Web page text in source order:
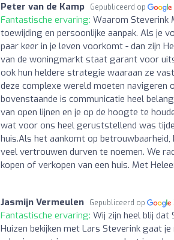
Peter van de Kamp Gepubliceerd op
Fantastische ervaring: Waarom Steverink
toewijding en persoonlijke aanpak. Als je
paar keer in je leven voorkomt - dan zijn
van de woningmarkt staat garant voor
ook hun heldere strategie waaraan ze
deze complexe wereld moeten navigeren
bovenstaande is communicatie heel
van open lijnen en je op de hoogte te
wat voor ons heel geruststellend was
huis.Als het aankomt op betrouwbaarheid,
veel vertrouwen durven te noemen. We
kopen of verkopen van een huis. Met
Jasmijn Vermeulen Gepubliceerd op
Fantastische ervaring: Wij zijn heel blij dat
Huizen bekijken met Lars Steverink gaat